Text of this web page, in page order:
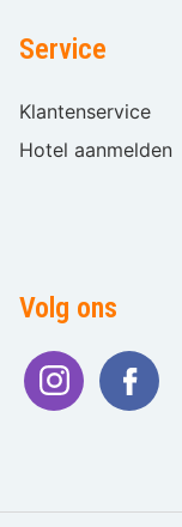
Service
Klantenservice
Hotel aanmelden
Volg ons